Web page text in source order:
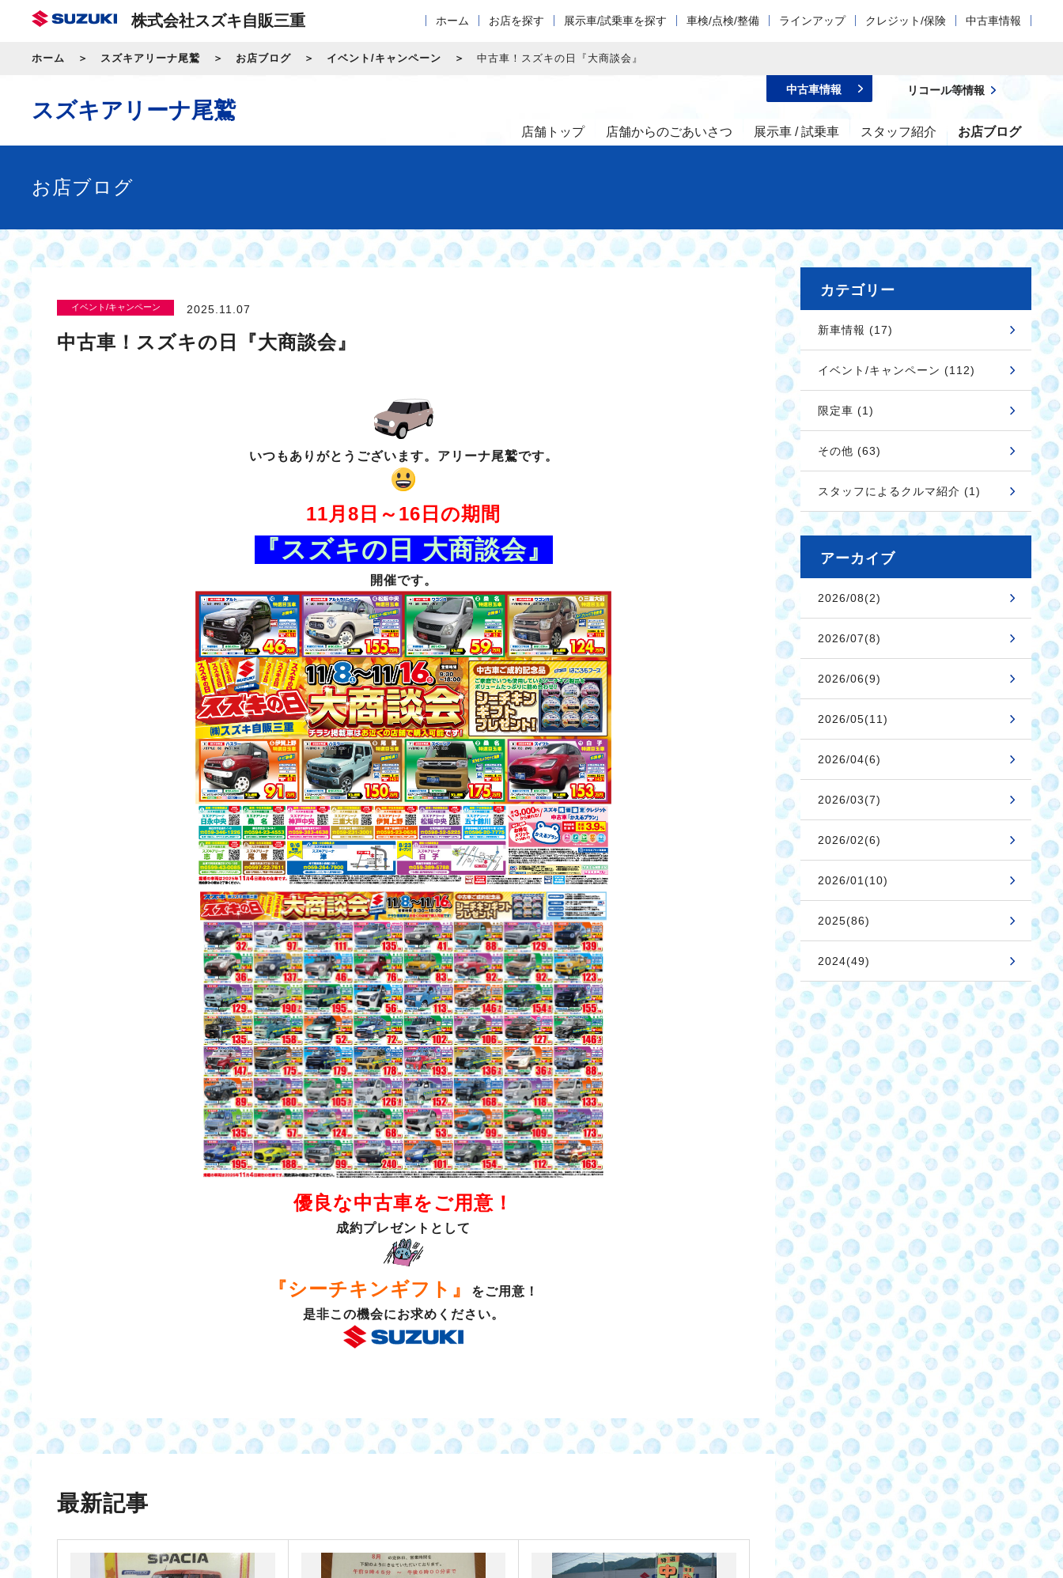
株式会社スズキ自販三重 ホーム お店を探す 展示車/試乗車を探す 車検/点検/整備 ラインアップ クレジット/保険 中古車情報
ホーム スズキアリーナ尾鷲 お店ブログ イベント/キャンペーン 中古車！スズキの日『大商談会』
スズキアリーナ尾鷲
店舗トップ 店舗からのごあいさつ 展示車 / 試乗車 スタッフ紹介 お店ブログ
中古車情報 リコール等情報
お店ブログ
イベント/キャンペーン 2025.11.07
中古車！スズキの日『大商談会』
いつもありがとうございます。アリーナ尾鷲です。
11月8日～16日の期間
『スズキの日 大商談会』
開催です。
優良な中古車をご用意！
成約プレゼントとして
『シーチキンギフト』
をご用意！
是非この機会にお求めください。
最新記事
カテゴリー
新車情報 (17)
イベント/キャンペーン (112)
限定車 (1)
その他 (63)
スタッフによるクルマ紹介 (1)
アーカイブ
2026/08(2)
2026/07(8)
2026/06(9)
2026/05(11)
2026/04(6)
2026/03(7)
2026/02(6)
2026/01(10)
2025(86)
2024(49)